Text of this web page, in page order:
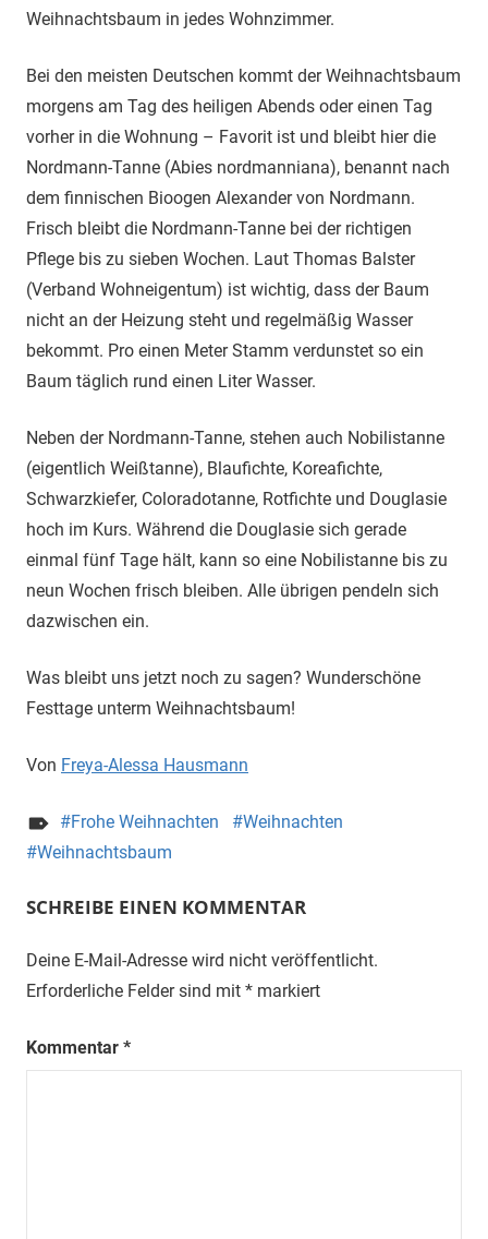
Weihnachtsbaum in jedes Wohnzimmer.
Bei den meisten Deutschen kommt der Weihnachtsbaum
morgens am Tag des heiligen Abends oder einen Tag
vorher in die Wohnung – Favorit ist und bleibt hier die
Nordmann-Tanne (Abies nordmanniana), benannt nach
dem finnischen Bioogen Alexander von Nordmann.
Frisch bleibt die Nordmann-Tanne bei der richtigen
Pflege bis zu sieben Wochen. Laut Thomas Balster
(Verband Wohneigentum) ist wichtig, dass der Baum
nicht an der Heizung steht und regelmäßig Wasser
bekommt. Pro einen Meter Stamm verdunstet so ein
Baum täglich rund einen Liter Wasser.
Neben der Nordmann-Tanne, stehen auch Nobilistanne
(eigentlich Weißtanne), Blaufichte, Koreafichte,
Schwarzkiefer, Coloradotanne, Rotfichte und Douglasie
hoch im Kurs. Während die Douglasie sich gerade
einmal fünf Tage hält, kann so eine Nobilistanne bis zu
neun Wochen frisch bleiben. Alle übrigen pendeln sich
dazwischen ein.
Was bleibt uns jetzt noch zu sagen? Wunderschöne
Festtage unterm Weihnachtsbaum!
Von Freya-Alessa Hausmann
Frohe Weihnachten
Weihnachten
Weihnachtsbaum
SCHREIBE EINEN KOMMENTAR
Deine E-Mail-Adresse wird nicht veröffentlicht.
Erforderliche Felder sind mit * markiert
Kommentar *